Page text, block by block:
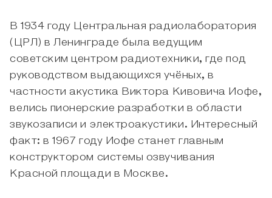
В 1934 году Центральная радиолаборатория
(ЦРЛ) в Ленинграде была ведущим
советским центром радиотехники, где под
руководством выдающихся учёных, в
частности акустика Виктора Кивовича Иофе,
велись пионерские разработки в области
звукозаписи и электроакустики. Интересный
факт: в 1967 году Иофе станет главным
конструктором системы озвучивания
Красной площади в Москве.